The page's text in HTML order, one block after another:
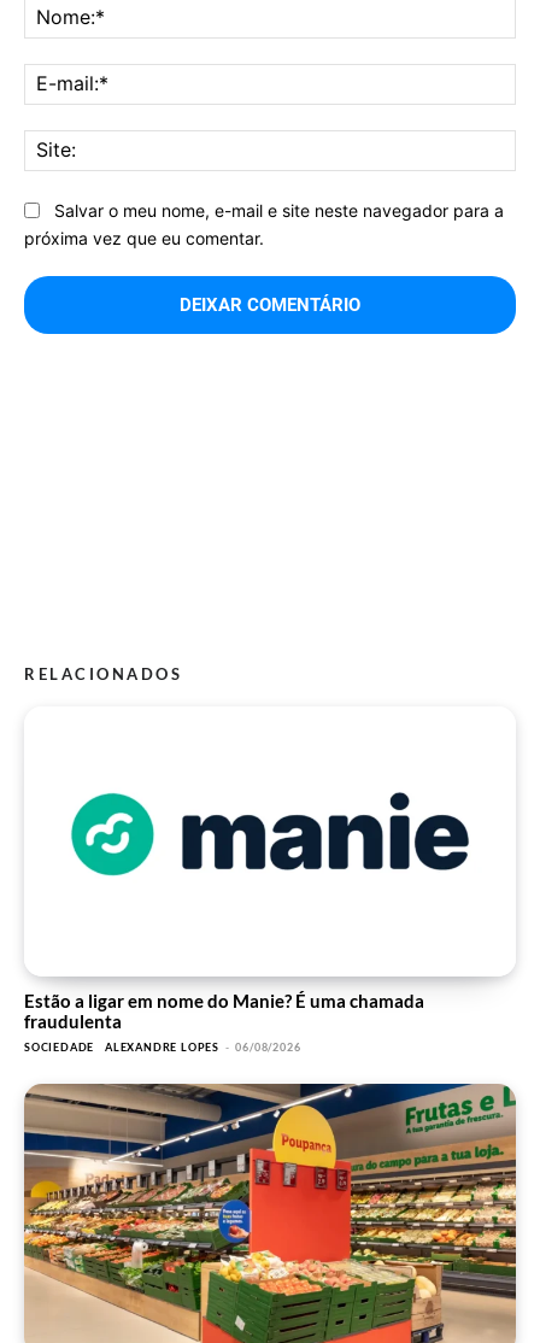
Salvar o meu nome, e-mail e site neste navegador para a
próxima vez que eu comentar.
RELACIONADOS
Estão a ligar em nome do Manie? É uma chamada
fraudulenta
SOCIEDADE ALEXANDRE LOPES - 06/08/2026